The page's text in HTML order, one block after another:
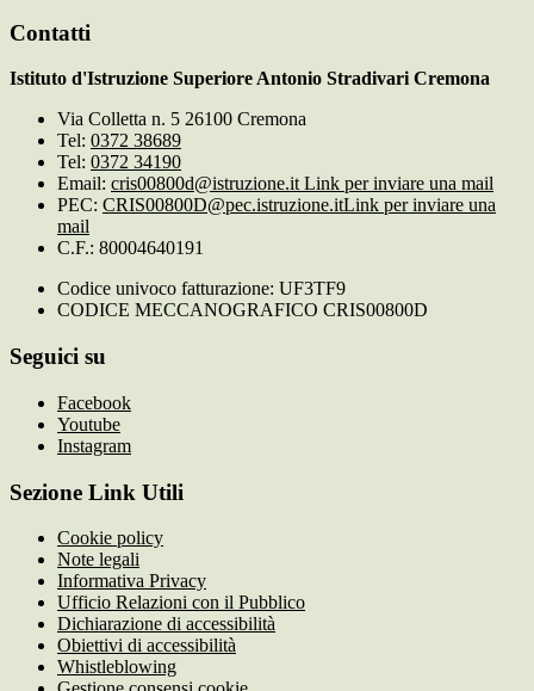
Contatti
Istituto d'Istruzione Superiore Antonio Stradivari Cremona
Via Colletta n. 5 26100 Cremona
Tel: 0372 38689
Tel: 0372 34190
Email: cris00800d@istruzione.it Link per inviare una mail
PEC: CRIS00800D@pec.istruzione.itLink per inviare una
mail
C.F.: 80004640191
Codice univoco fatturazione: UF3TF9
CODICE MECCANOGRAFICO CRIS00800D
Seguici su
Facebook
Youtube
Instagram
Sezione Link Utili
Cookie policy
Note legali
Informativa Privacy
Ufficio Relazioni con il Pubblico
Dichiarazione di accessibilità
Obiettivi di accessibilità
Whistleblowing